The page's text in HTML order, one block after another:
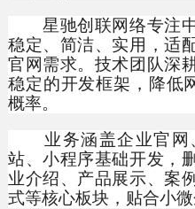
星驰创联网络专注中
稳定、简洁、实用，适
官网需求。技术团队深
稳定的开发框架，降低
概率。
业务涵盖企业官网
站、小程序基础开发，
业介绍、产品展示、案
式等核心板块，贴合小微